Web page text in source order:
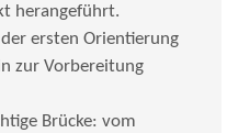
herangeführt.
ersten Orientierung
zur Vorbereitung
Brücke: vom